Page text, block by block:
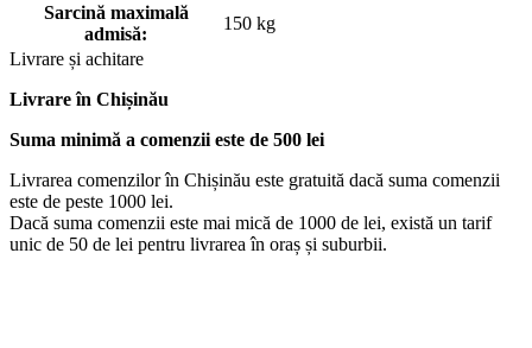
Sarcină maximală
admisă:
150 kg
Livrare și achitare
Livrareîn Chișinău
Suma minimă a comenzii este de 500 lei
Livrarea comenzilor în Chișinău este gratuită dacă suma comenzii
este de peste 1000 lei.
Dacă suma comenzii este mai mică de 1000 de lei, există un tarif
unic de 50 de lei pentru livrarea în oraș și suburbii.